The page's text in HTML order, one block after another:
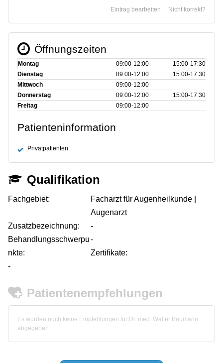
Nicht korrekt?
Eintrag bearbeiten
Öffnungszeiten
Montag 09:00‑12:00
15:00‑17:30
Dienstag
09:00‑12:00
15:00‑17:30
Mittwoch
09:00‑12:00
Donnerstag
09:00‑12:00
15:00‑17:30
Freitag
09:00‑12:00
Patienteninformation
Privatpatienten
Qualifikation
Fachgebiet:
Facharzt für Augenheilkunde |
Augenarzt
Zusatzbezeichnung:
-
Behandlungsschwerpu
nkte:
-
Zertifikate:
-
Patientenempfehlungen
Es wurden noch keine Empfehlungen für Dr. med. Walter Baumann
abgegeben.